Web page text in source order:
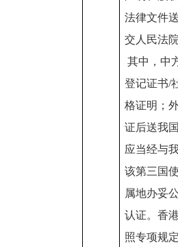
法律文件
交人民法
其中，中
登记证书/
格证明；
证后送我
应当经与
该第三国
属地办妥
认证。香
照专项规